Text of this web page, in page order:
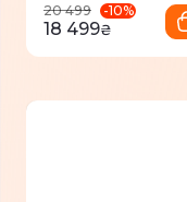
20 499
-10%
18 499₴